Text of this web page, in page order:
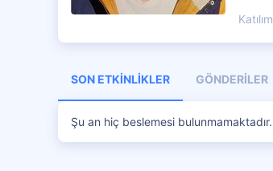
Katılım
SON ETKINLIKLER GÖNDERILER
Şu an hiç beslemesi bulunmamaktadır.